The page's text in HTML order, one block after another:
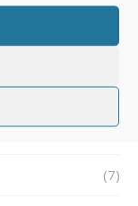
(6)
(7)
(7)
(7)